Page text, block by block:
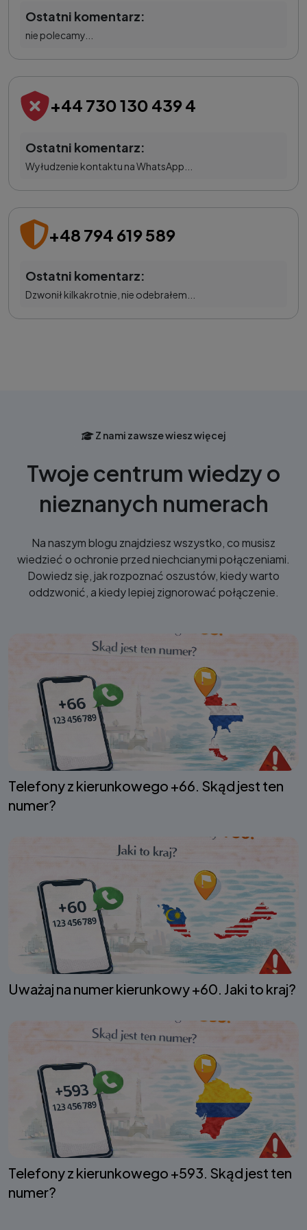
Ostatni komentarz:
nie polecamy...
+44 730 130 439 4
Ostatni komentarz:
Wyłudzenie kontaktu na WhatsApp...
+48 794 619 589
Ostatni komentarz:
Dzwonił kilkakrotnie, nie odebrałem...
Z nami zawsze wiesz więcej
Twoje centrum wiedzy o
nieznanych numerach
Na naszym blogu znajdziesz wszystko, co musisz
wiedzieć o ochronie przed niechcianymi połączeniami.
Dowiedz się, jak rozpoznać oszustów, kiedy warto
oddzwonić, a kiedy lepiej zignorować połączenie.
Telefony z kierunkowego +66. Skąd jest ten
numer?
Uważaj na numer kierunkowy +60. Jaki to kraj?
Telefony z kierunkowego +593. Skąd jest ten
numer?